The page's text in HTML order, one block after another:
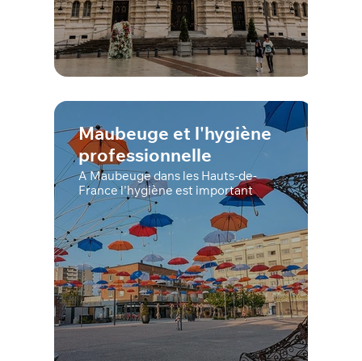
Maubeuge et l'hygiène
professionnelle
A Maubeuge dans les Hauts-de-
France l'hygiène est important